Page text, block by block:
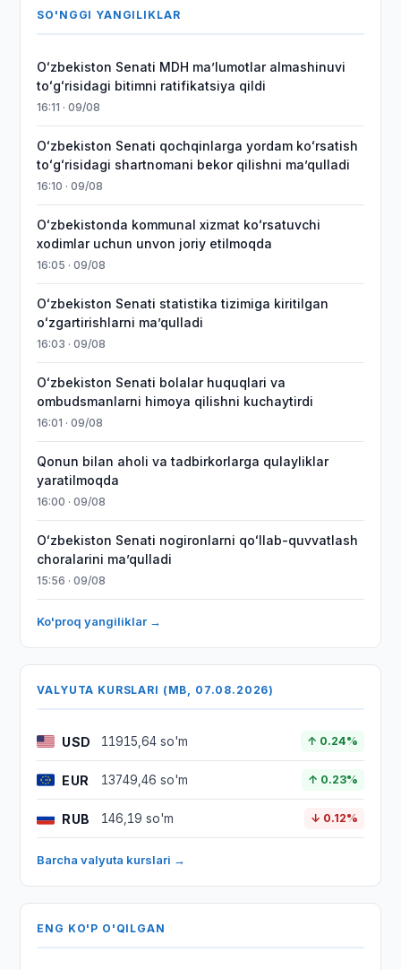
SO'NGGI YANGILIKLAR
Oʻzbekiston Senati MDH maʼlumotlar almashinuvi
toʻgʻrisidagi bitimni ratifikatsiya qildi
16:11 · 09/08
Oʻzbekiston Senati qochqinlarga yordam koʻrsatish
toʻgʻrisidagi shartnomani bekor qilishni maʼqulladi
16:10 · 09/08
Oʻzbekistonda kommunal xizmat koʻrsatuvchi
xodimlar uchun unvon joriy etilmoqda
16:05 · 09/08
Oʻzbekiston Senati statistika tizimiga kiritilgan
oʻzgartirishlarni maʼqulladi
16:03 · 09/08
Oʻzbekiston Senati bolalar huquqlari va
ombudsmanlarni himoya qilishni kuchaytirdi
16:01 · 09/08
Qonun bilan aholi va tadbirkorlarga qulayliklar
yaratilmoqda
16:00 · 09/08
Oʻzbekiston Senati nogironlarni qoʻllab-quvvatlash
choralarini maʼqulladi
15:56 · 09/08
Ko'proq yangiliklar →
VALYUTA KURSLARI (MB, 07.08.2026)
USD 11915,64 so'm ↑ 0.24%
EUR 13749,46 so'm ↑ 0.23%
RUB 146,19 so'm ↓ 0.12%
Barcha valyuta kurslari →
ENG KO'P O'QILGAN